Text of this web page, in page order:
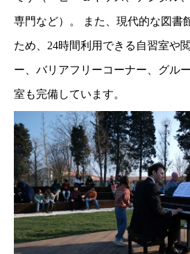
専門など）。 また、現代的な図書
ため、24時間利用できる自習室や
ー、バリアフリーコーナー、グル
室も完備しています。